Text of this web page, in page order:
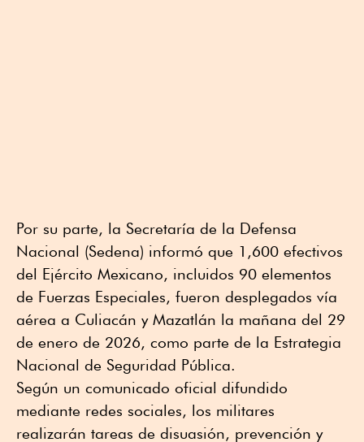
Por su parte, la Secretaría de la Defensa
Nacional (Sedena) informó que 1,600 efectivos
del Ejército Mexicano, incluidos 90 elementos
de Fuerzas Especiales, fueron desplegados vía
aérea a Culiacán y Mazatlán la mañana del 29
de enero de 2026, como parte de la Estrategia
Nacional de Seguridad Pública.
Según un comunicado oficial difundido
mediante redes sociales, los militares
realizarán tareas de disuasión, prevención y